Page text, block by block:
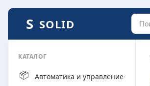
SOLID
КАТАЛОГ
📦 Автоматика и управление›